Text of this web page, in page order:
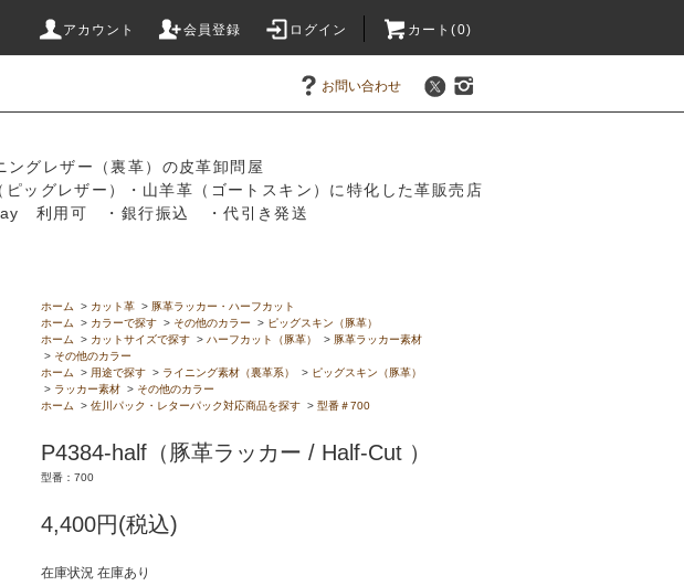
アカウント 会員登録 ログイン カート(0)
お問い合わせ
グレザー（裏革）の皮革卸問屋
ッグレザー）・山羊革（ゴートスキン）に特化した革販売店
利用可 ・銀行振込 ・代引き発送
ホーム > カット革 > 豚革ラッカー・ハーフカット
ホーム
> カラーで探す > その他のカラー > ピッグスキン（豚革）
ホーム
> カットサイズで探す > ハーフカット（豚革） > 豚革ラッカー素材
> その他のカラー
ホーム
> 用途で探す > ライニング素材（裏革系） > ピッグスキン（豚革）
> ラッカー素材 > その他のカラー
ホーム
> 佐川パック・レターパック対応商品を探す > 型番＃700
P4384-half（豚革ラッカー / Half-Cut ）
型番：700
4,400円(税込)
在庫状況 在庫あり